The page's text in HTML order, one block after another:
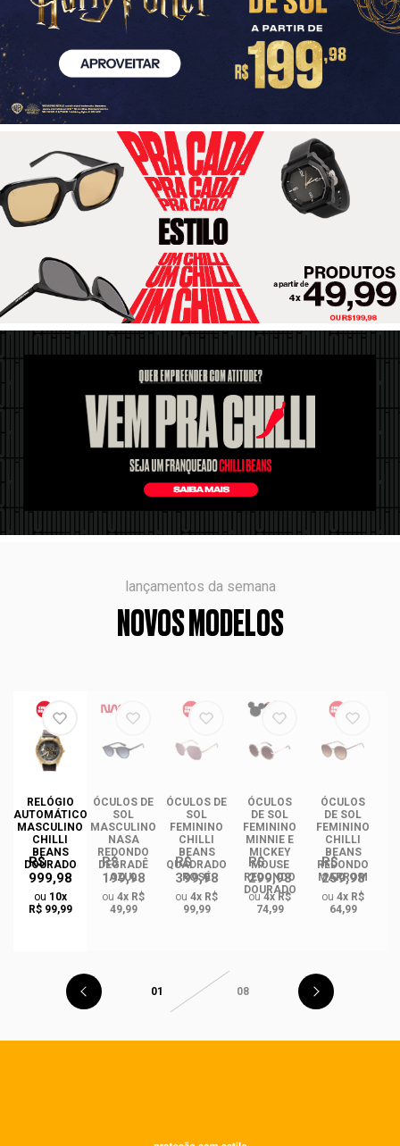
lançamentos da semana
NOVOS MODELOS
RELÓGIO
AUTOMÁTICO
MASCULINO
CHILLI
BEANS
DOURADO
R$
999,98
ou 10x
R$ 99,99
ÓCULOS DE
SOL
MASCULINO
NASA
REDONDO
DEGRADÊ
AZUL
R$
199,98
ou 4x R$
49,99
ÓCULOS DE
SOL
FEMININO
CHILLI
BEANS
QUADRADO
ROSÉ
R$
399,98
ou 4x R$
99,99
ÓCULOS
DE SOL
FEMININO
MINNIE E
MICKEY
MOUSE
REDONDO
DOURADO
R$
299,98
ou4x R$
74,99
ÓCULOS
DE SOL
FEMININO
CHILLI
BEANS
REDONDO
MARROM
R$
259,98
ou 4x R$
64,99
01 08